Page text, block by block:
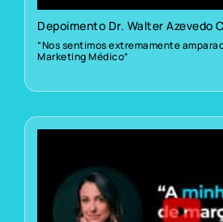
Depoimento Dr. Walter Azevedo
“Nos sentimos extremamente
Marketing Médico”